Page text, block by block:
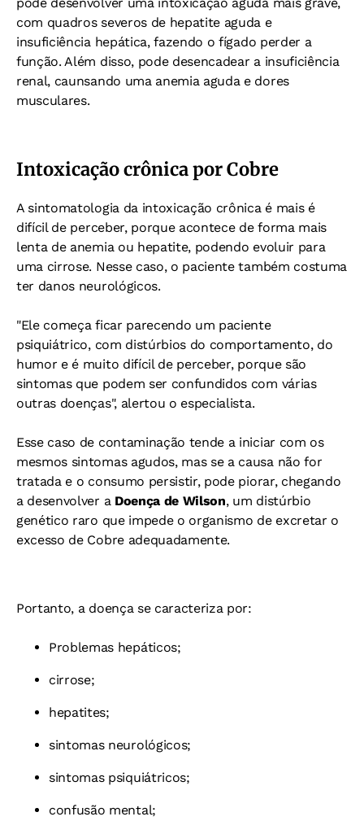
com quadros severos de hepatite aguda e
insuficiência hepática, fazendo o fígado perder a
função. Além disso, pode desencadear a insuficiência
renal, caunsando uma anemia aguda e dores
musculares.
Intoxicação crônica por Cobre
A sintomatologia da intoxicação crônica é mais é
difícil de perceber, porque acontece de forma mais
lenta de anemia ou hepatite, podendo evoluir para
uma cirrose. Nesse caso, o paciente também costuma
ter danos neurológicos.
"Ele começa ficar parecendo um paciente
psiquiátrico, com distúrbios do comportamento, do
humor e é muito difícil de perceber, porque são
sintomas que podem ser confundidos com várias
outras doenças", alertou o especialista.
Esse caso de contaminação tende a iniciar com os
mesmos sintomas agudos, mas se a causa não for
tratada e o consumo persistir, pode piorar, chegando
a desenvolver a Doença de Wilson, um distúrbio
genético raro que impede o organismo de excretar o
excesso de Cobre adequadamente.
Portanto, a doença se caracteriza por:
Problemas hepáticos;
cirrose;
hepatites;
sintomas neurológicos;
sintomas psiquiátricos;
confusão mental;